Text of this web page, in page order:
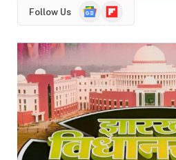
Follow Us
GoogleFlipboard